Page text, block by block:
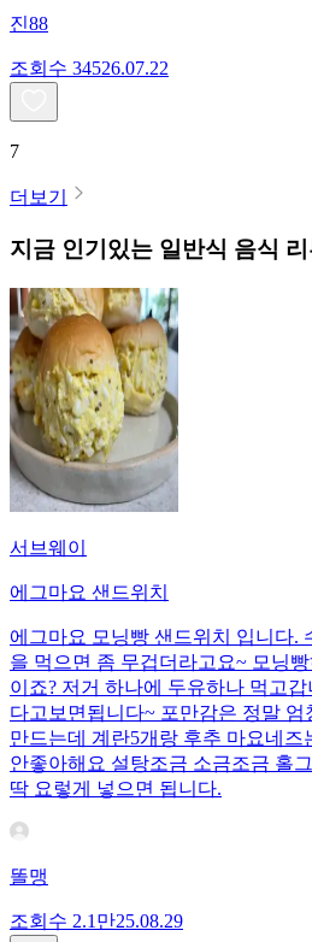
진88
조회수 34526.07.22
7
더보기
지금 인기있는 일반식 음식
서브웨이
에그마요 샌드위치
에그마요 모닝빵 샌드위치 입니다.
을 먹으면 좀 무겁더라고요~ 모닝
이죠? 저거 하나에 두유하나 먹고
다고보면됩니다~ 포만감은 정말 엄
만드는데 계란5개랑 후추 마요네즈
안좋아해요 설탕조금 소금조금 홀
딱 요렇게 넣으면 됩니다.
똘맹
조회수 2.1만25.08.29